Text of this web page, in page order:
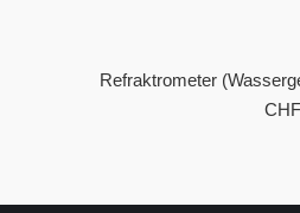
Refraktrometer
CHF